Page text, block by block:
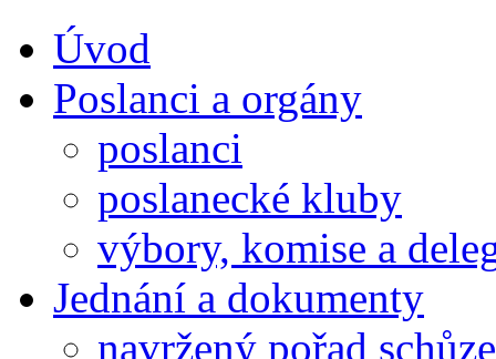
Úvod
Poslanci a orgány
poslanci
poslanecké kluby
výbory, komise a
Jednání a dokumenty
navržený pořad schůze